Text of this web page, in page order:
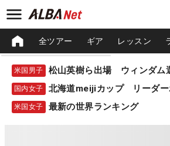
全ツアー ギア レッスン
米国男子
国内女子 北海道meijiカップ リーダー
米国女子 最新の世界ランキング